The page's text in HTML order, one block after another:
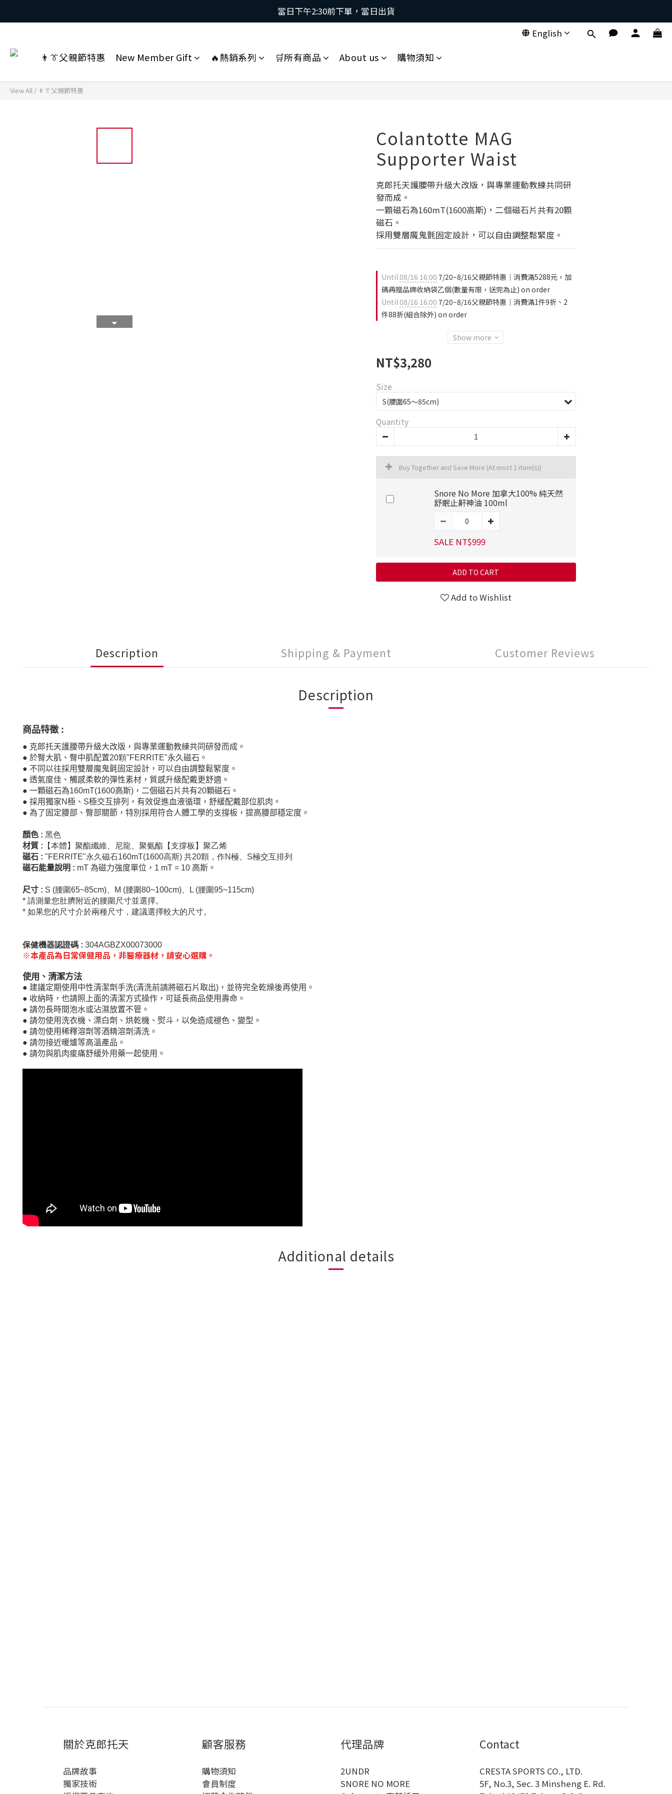
當日下午2:30前下單，當日出貨
當日下午2:30前下單，當日出貨
採用日本獨家專利技術，有效促進血液循環，舒緩緊繃肌肉。
English
👨👔父親節特惠 New Member Gift 🔥熱銷系列 🛒所有商品 About us 購物須知
View All / 👨👔父親節特惠
Colantotte MAG
Supporter Waist
克郎托天護腰帶升級大改版，與專業運動教練共同研
發而成。
一顆磁石為160mT(1600高斯)，二個磁石片共有20顆
磁石。
採用雙層魔鬼氈固定設計，可以自由調整鬆緊度。
Until08/16 16:00 7/20~8/16父親節特惠｜消費滿5288元，加
碼再贈品牌收納袋乙個(數量有限，送完為止) on order
Until08/16 16:00 7/20~8/16父親節特惠｜消費滿1件9折、2
件88折(組合除外) on order
Show more
NT$3,280
Size
Quantity
Buy Together and Save More (At most 1 item(s))
Snore No More 加拿大100% 純天然
舒眠止鼾神油 100ml
SALE NT$999
ADD TO CART
Add to Wishlist
Description Shipping & Payment Customer Reviews
Description
商品特徵:
● 克郎托天護腰帶升級大改版，與專業運動教練共同研發而成。
● 於臀大肌、臀中肌配置20顆"FERRITE"永久磁石。
● 不同以往採用雙層魔鬼氈固定設計，可以自由調整鬆緊度。
● 透氣度佳、 觸感柔軟的彈性素材，質感升級配戴更舒適。
● 一顆磁石為160mT(1600高斯) ，二個磁石片共有20顆磁石。
● 採用獨家N極、S極交互排列，有效促進血液循環，舒緩配戴部位肌肉。
● 為了固定腰部、臀部關節，特別採用符合人體工學的支撐板，提高腰部穩定度。
顏色 : 黑色
材質 : 【本體】聚酯纖維、尼龍、聚氨酯【支撐板】聚乙烯
磁石 : "FERRITE"永久磁石160mT(1600高斯) 共20顆，作N極、S極交互排列
磁石能量說明 : mT 為磁力強度單位， 1 mT = 10 高斯。
尺寸 : S (腰圍65~85cm)、M (腰圍80~100cm)、L (腰圍95~115cm)
* 請測量您肚臍附近的腰圍尺寸並選擇。
* 如果您的尺寸介於兩種尺寸，建議選擇較大的尺寸。
保健機器認證碼 : 304AGBZX00073000
※本產品為日常保健用品，非醫療器材，請安心選購。
使用、清潔方法
● 建議定期使用中性清潔劑手洗(清洗前請將磁石片取出) ，並待完全乾燥後再使用。
● 收納時，也請照上面的清潔方式操作，可延長商品使用壽命。
● 請勿長時間泡水或沾濕放置不管。
● 請勿使用洗衣機、漂白劑、烘乾機、熨斗，以免造成褪色、變型。
● 請勿使用稀釋溶劑等酒精溶劑清洗。
● 請勿接近暖爐等高溫產品。
● 請勿與肌肉痠痛舒緩外用藥一起使用。
Additional details
關於克郎托天
品牌故事
獨家技術
顧客服務
購物須知
會員制度
代理品牌
2UNDR
SNORE NO MORE
Contact
CRESTA SPORTS CO., LTD.
5F, No.3, Sec. 3 Minsheng E. Rd.